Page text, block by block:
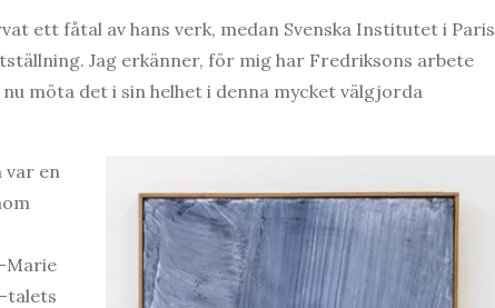
ett fåtal av hans verk, medan Svenska Institutet i Paris
Jag erkänner, för mig har Fredriksons arbete
möta det i sin helhet i denna mycket välgjorda
var en
Marie
talets